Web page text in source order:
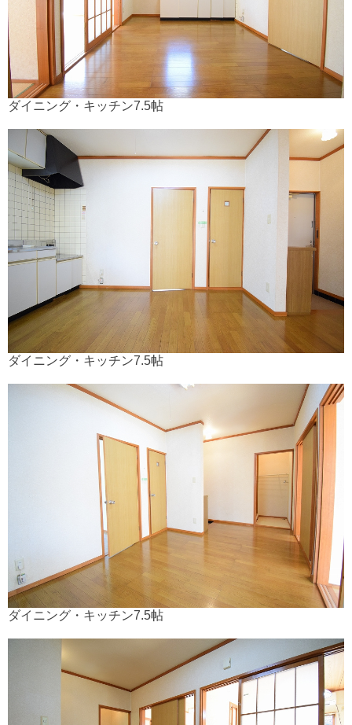
ダイニング・キッチン7.5帖
ダイニング・キッチン7.5帖
ダイニング・キッチン7.5帖